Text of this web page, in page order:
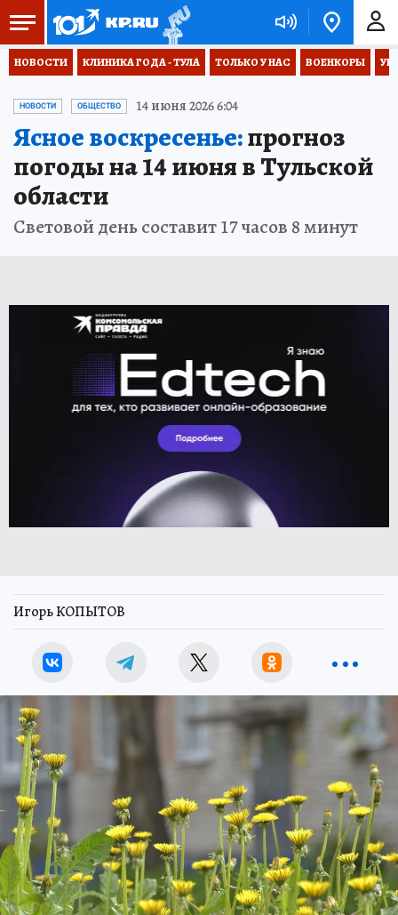
НОВОСТИ КЛИНИКА ГОДА - ТУЛА ТОЛЬКО У НАС ВОЕНКОРЫ
НОВОСТИ ОБЩЕСТВО 14 июня 2026 6:04
Ясное воскресенье:прогноз
погоды на 14 июня в Тульской
области
Световой день составит 17 часов 8 минут
Игорь КОПЫТОВ